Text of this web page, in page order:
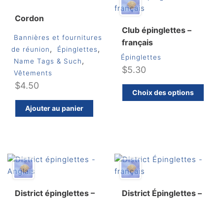
options
peuvent
choisies
produit
Cordon
Bannières et fournitures
de réunion, Épinglettes,
Name Tags & Such,
Vêtements
$4.50
Ajouter au panier
Club épinglettes –
français
Épinglettes
$5.30
Choix des options
District épinglettes –
District Épinglettes –